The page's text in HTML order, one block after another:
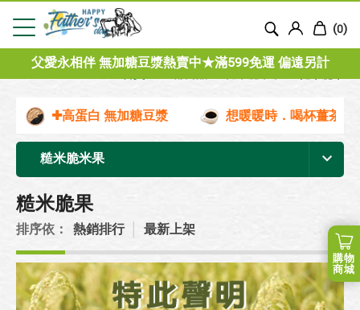
(0)
購物
商城
父愛永相伴 無加糖豆漿熱賣中★滿599免運 偏遠另計
✚高蛋白 無加糖豆漿 想暖暖時．喝杯薑茶
糙米脆米果
糙米脆果
排序依： 熱銷排行 最新上架